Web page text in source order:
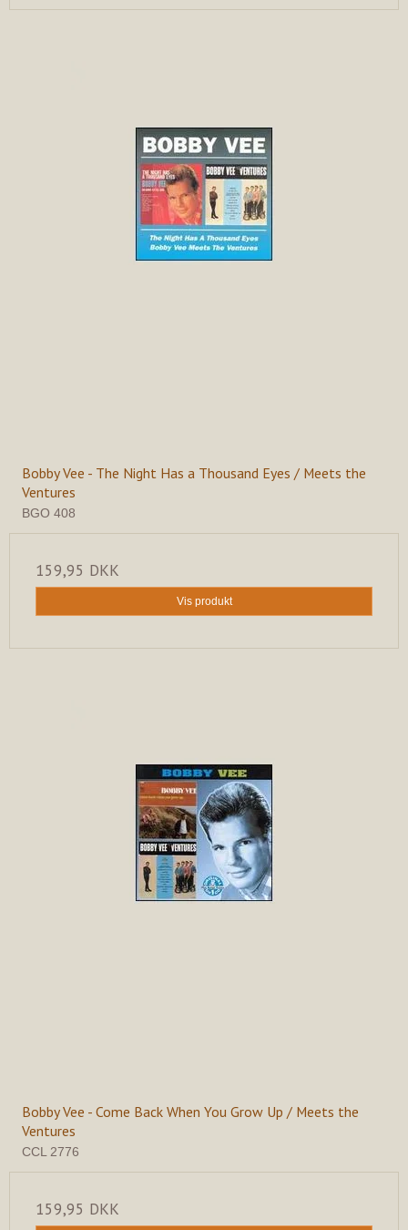
Bobby Vee - The Night Has a Thousand Eyes / Meets the
Ventures
BGO 408
159,95 DKK
Vis produkt
Bobby Vee - Come Back When You Grow Up / Meets the
Ventures
CCL 2776
159,95 DKK